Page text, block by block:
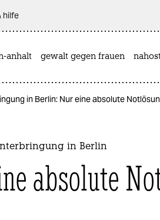
hilfe
anhalt gewalt gegen frauen
in Berlin: Nur eine absolute
in Berlin
absolute